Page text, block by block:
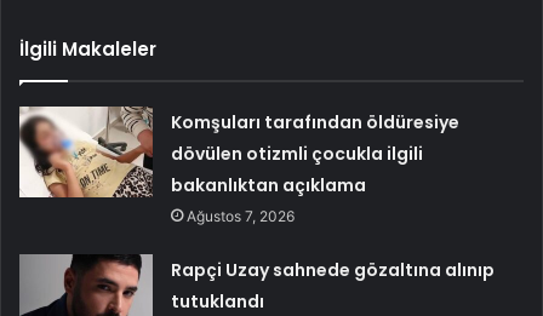
İlgili Makaleler
Komşuları tarafından öldüresiye
dövülen otizmli çocukla ilgili
bakanlıktan açıklama
Ağustos 7, 2026
Rapçi Uzay sahnede gözaltına alınıp
tutuklandı